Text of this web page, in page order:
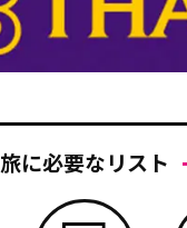
旅に必要なリスト